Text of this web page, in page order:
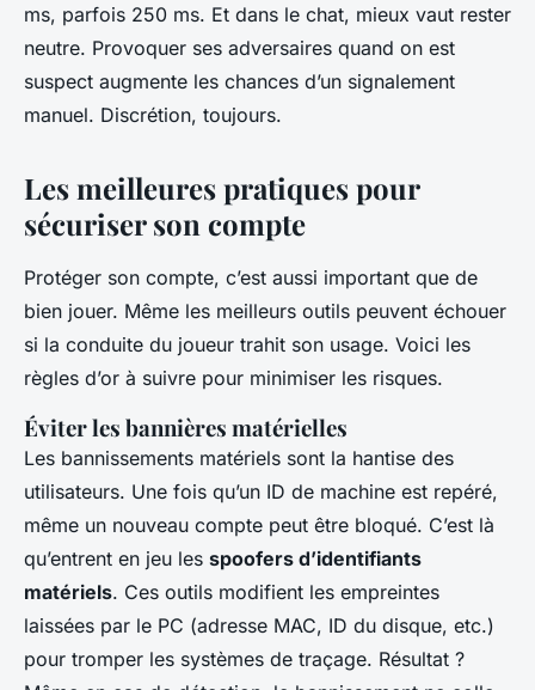
ms, parfois 250 ms. Et dans le chat, mieux vaut rester
neutre. Provoquer ses adversaires quand on est
suspect augmente les chances d’un signalement
manuel. Discrétion, toujours.
Les meilleures pratiques pour
sécuriser son compte
Protéger son compte, c’est aussi important que de
bien jouer. Même les meilleurs outils peuvent échouer
si la conduite du joueur trahit son usage. Voici les
règles d’or à suivre pour minimiser les risques.
Éviter les bannières matérielles
Les bannissements matériels sont la hantise des
utilisateurs. Une fois qu’un ID de machine est repéré,
même un nouveau compte peut être bloqué. C’est là
qu’entrent en jeu les spoofers d’identifiants
matériels. Ces outils modifient les empreintes
laissées par le PC (adresse MAC, ID du disque, etc.)
pour tromper les systèmes de traçage. Résultat ?